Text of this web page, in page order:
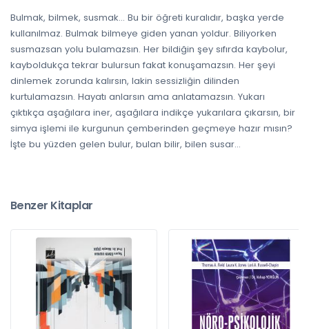
Bulmak, bilmek, susmak… Bu bir öğreti kuralıdır, başka yerde
kullanılmaz. Bulmak bilmeye giden yanan yoldur. Biliyorken
susmazsan yolu bulamazsın. Her bildiğin şey sıfırda kaybolur,
kayboldukça tekrar bulursun fakat konuşamazsın. Her şeyi
dinlemek zorunda kalırsın, lakin sessizliğin dilinden
kurtulamazsın. Hayatı anlarsın ama anlatamazsın. Yukarı
çıktıkça aşağılara iner, aşağılara indikçe yukarılara çıkarsın, bir
simya işlemi ile kurgunun çemberinden geçmeye hazır mısın?
İşte bu yüzden gelen bulur, bulan bilir, bilen susar…
Benzer Kitaplar